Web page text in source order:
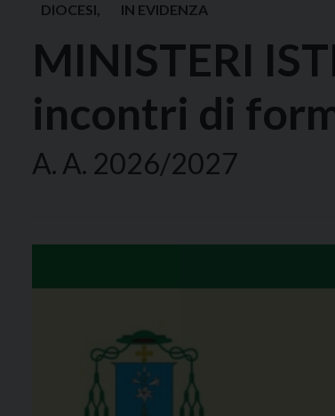
DIOCESI, IN EVIDENZA
MINISTERI
incontri di
A. A. 2026/2027